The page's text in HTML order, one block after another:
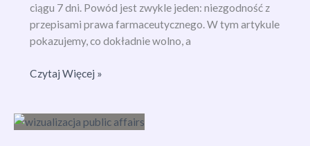
ciągu 7 dni. Powód jest zwykle jeden: niezgodność z
przepisami prawa farmaceutycznego. W tym artykule
pokazujemy, co dokładnie wolno, a
Reklama
jak
Czytaj Więcej »